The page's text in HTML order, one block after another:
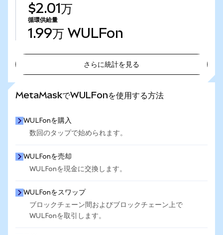
$2.01万
循環供給量
1.99万 WULFon
さらに統計を見る
MetaMaskでWULFonを使用する方法
WULFonを購入
数回のタップで始められます。
WULFonを売却
WULFonを現金に交換します。
WULFonをスワップ
ブロックチェーン間およびブロックチェーン上で
WULFonを取引します。